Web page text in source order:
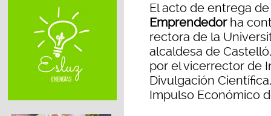
El acto de entrega
Emprendedorha
rectora de la
alcaldesa de
por el vicerrector de
Divulgación
Impulso Económico